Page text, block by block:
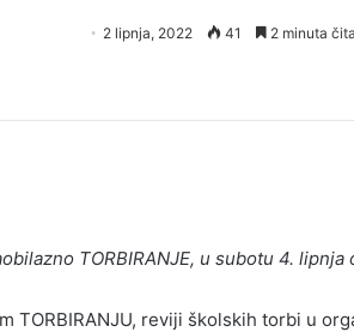
2 lipnja, 2022 41 2 minuta
TORBIRANJE, u subotu 4. lipnja
TORBIRANJU, reviji školskih torbi u